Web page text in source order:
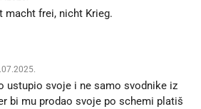
macht frei, nicht Krieg.
ustupio svoje i ne samo svodnike iz
bi mu prodao svoje po schemi platiš